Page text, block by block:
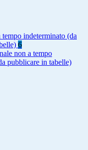
tempo indeterminato (da
6
non a tempo
pubblicare in tabelle)